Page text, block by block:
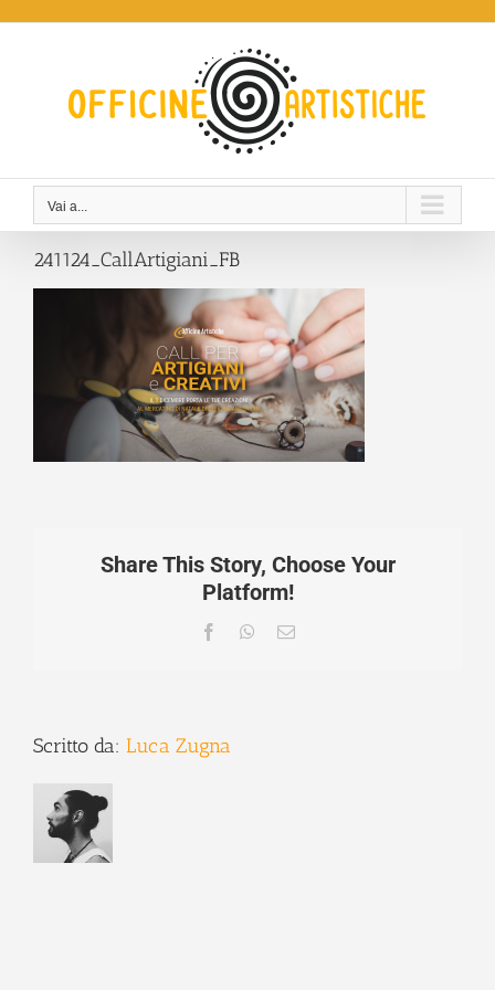
Vai a...
241124_CallArtigiani_FB
Share This Story, Choose Your
Platform!
FacebookWhatsApp
Email
Scritto da: Luca Zugna